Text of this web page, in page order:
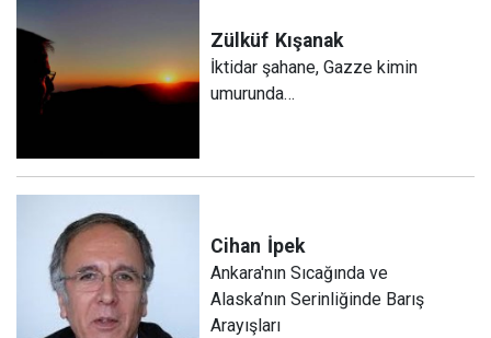
Zülküf Kışanak
İktidar şahane, Gazze kimin
umurunda…
Cihan İpek
Ankara'nın Sıcağında ve
Alaska’nın Serinliğinde Barış
Arayışları